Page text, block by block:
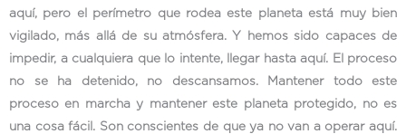
aquí, pero el perímetro que rodea este planeta está muy bien
vigilado, más allá de su atmósfera. Y hemos sido capaces de
impedir, a cualquiera que lo intente, llegar hasta aquí. El proceso
no se ha detenido, no descansamos. Mantener todo este
proceso en marcha y mantener este planeta protegido, no es
una cosa fácil. Son conscientes de que ya no van a operar aquí.